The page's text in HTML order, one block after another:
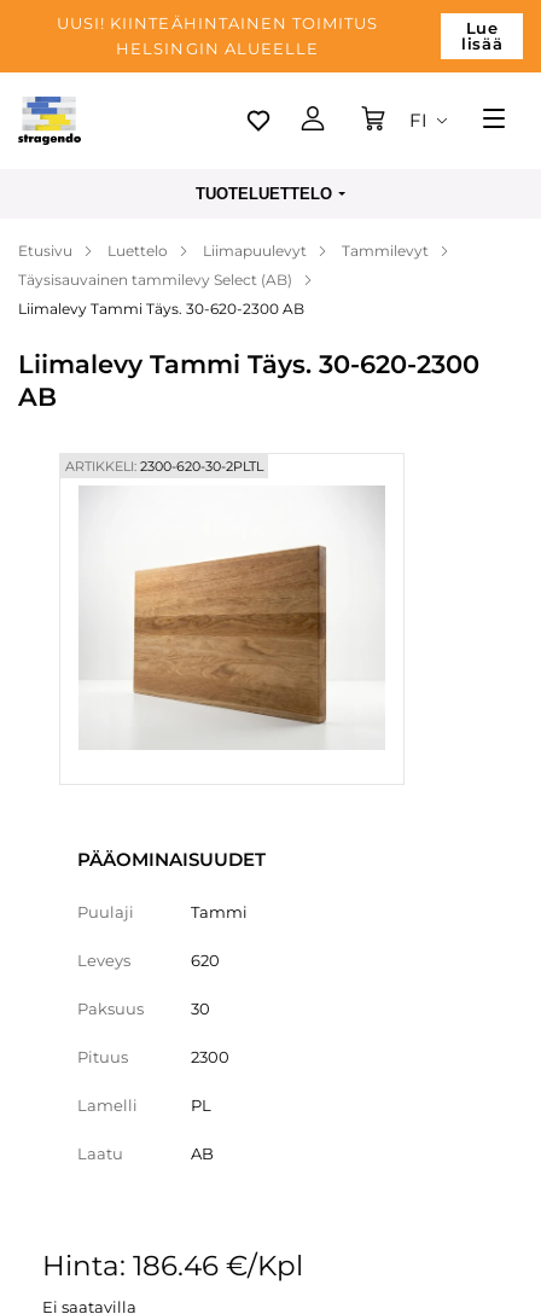
UUSI! KIINTEÄHINTAINEN TOIMITUS
HELSINGIN ALUEELLE
Lue
lisää
Tallinn
Maksu
Yrityksen
Blogi
Yhteystiedot
FI
TUOTELUETTELO
Etusivu Luettelo Liimapuulevyt
Tammilevyt
Täysisauvainen tammilevy Select (AB)
Liimalevy Tammi Täys. 30-620-2300 AB
Liimalevy Tammi Täys. 30-620-2300
AB
ARTIKKELI:2300-620-30-2PLTL
PÄÄOMINAISUUDET
Puulaji Tammi
Leveys 620
Paksuus 30
Pituus 2300
Lamelli PL
Laatu AB
Hinta: 186.46 €/Kpl
Ei saatavilla